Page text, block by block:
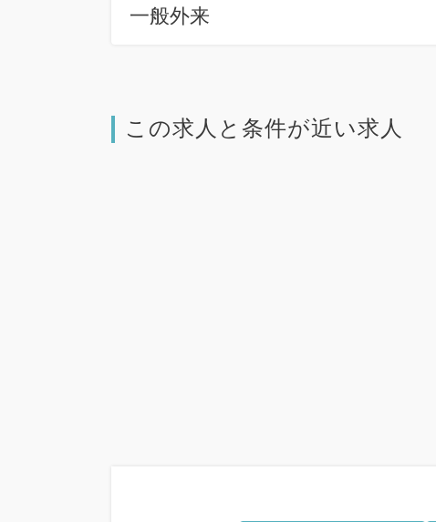
一般外来
この求人と条件が近い求人